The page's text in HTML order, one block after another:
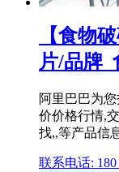
【食物
片/品牌_
阿里巴巴为
价价格行情,
找,,等产品信
联系电话: 180